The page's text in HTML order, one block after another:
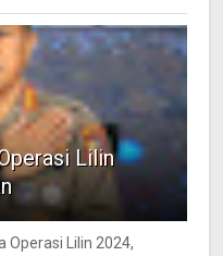
Lilin
Operasi Lilin 2024,